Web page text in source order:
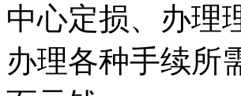
中心定损、办理
办理各种手续所